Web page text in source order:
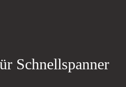
Schnellspanner